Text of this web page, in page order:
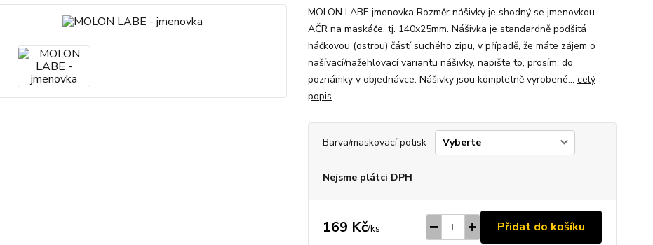
MOLON LABE jmenovka Rozměr nášivky je shodný se jmenovkou
AČR na maskáče, tj. 140x25mm. Nášivka je standardně podšitá
háčkovou (ostrou) částí suchého zipu, v případě, že máte zájem o
našívací/nažehlovací variantu nášivky, napište to, prosím, do
poznámky v objednávce. Nášivky jsou kompletně vyrobené... celý
popis
Barva/maskovací potisk
Nejsme plátci DPH
169 Kč/ks Přidat do košíku